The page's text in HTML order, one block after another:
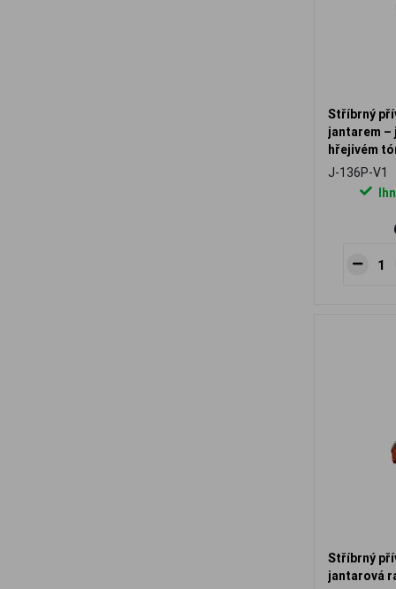
Stříbrný
jantarem –
hřejivém
J-136P-V1
Stříbrný
jantarová